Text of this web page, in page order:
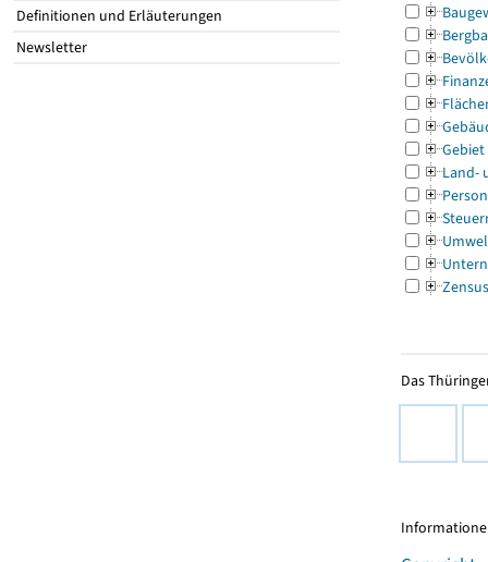
Definitionen und Erläuterungen
Newsletter
Gebiet
Land-
Zensus
Das